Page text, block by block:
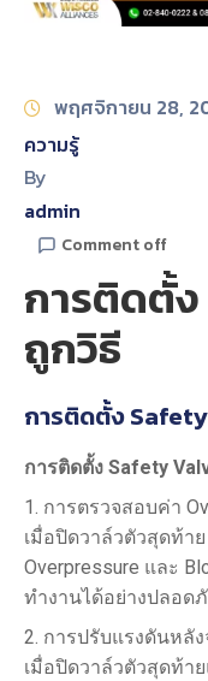
CONTACT
พฤศจิกายน 28,
ความรู้
By
admin
Comment off
การติดตั้
ถูกวิธี
การติดตั้ง
การติดตั้ง Safety
1. การตรวจสอบค่า
เมื่อปิดวาล์วตัวสุดท้า
Overpressure และ
ทำงานได้อย่างปลอด
2. การปรับแรงดันหลัง
เมื่อปิดวาล์วตัวสุดท้า